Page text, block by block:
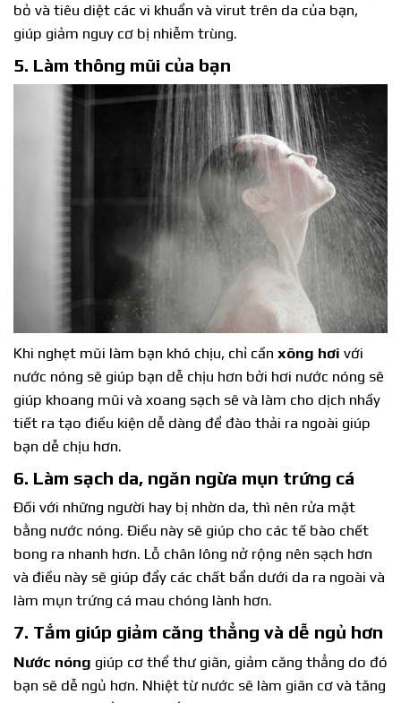
bỏ và tiêu diệt các vi khuẩn và virut trên da của bạn,
giúp giảm nguy cơ bị nhiễm trùng.
5. Làm thông mũi của bạn
Khi nghẹt mũi làm bạn khó chịu, chỉ cần xông hơi với
nước nóng sẽ giúp bạn dễ chịu hơn bởi hơi nước nóng sẽ
giúp khoang mũi và xoang sạch sẽ và làm cho dịch nhầy
tiết ra tạo điều kiện dễ dàng để đào thải ra ngoài giúp
bạn dễ chịu hơn.
6. Làm sạch da, ngăn ngừa mụn trứng cá
Đối với những người hay bị nhờn da, thì nên rửa mặt
bằng nước nóng. Điều này sẽ giúp cho các tế bào chết
bong ra nhanh hơn. Lỗ chân lông nở rộng nên sạch hơn
và điều này sẽ giúp đẩy các chất bẩn dưới da ra ngoài và
làm mụn trứng cá mau chóng lành hơn.
7. Tắm giúp giảm căng thẳng và dễ ngủ hơn
Nước nóng giúp cơ thể thư giãn, giảm căng thẳng do đó
bạn sẽ dễ ngủ hơn. Nhiệt từ nước sẽ làm giãn cơ và tăng